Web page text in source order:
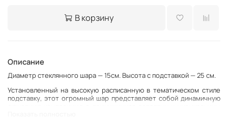
В корзину
Описание
Диаметр стеклянного шара — 15см. Высота с подставкой — 25 см.
Установленный на высокую расписанную в тематическом стиле
подставку, этот огромный шар представляет собой динамичную